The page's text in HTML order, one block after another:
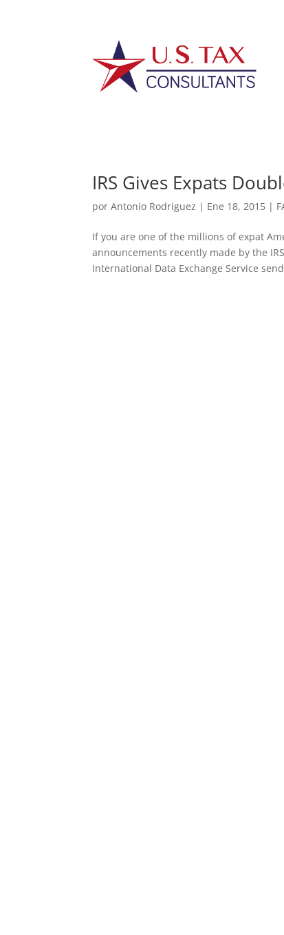
IRS Gives Expats
porAntonio Rodriguez | Ene 18, 2015 |
If you are one of the millions of expat
announcements recently made by the
International Data Exchange Service